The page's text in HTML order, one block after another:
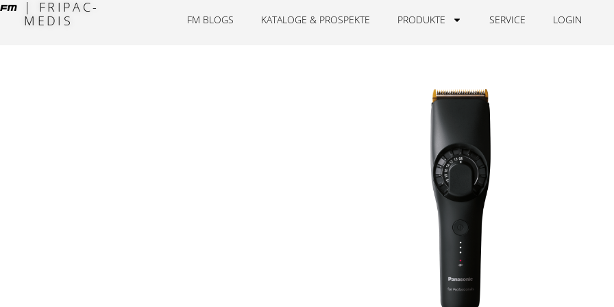
| FRIPAC-
MEDIS
FM BLOGS KATALOGE & PROSPEKTE PRODUKTE SERVICE LOGIN